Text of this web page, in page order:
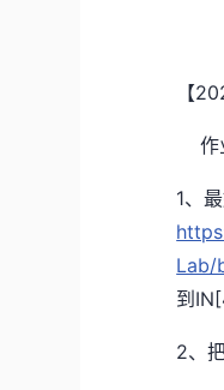
【
作
1、
Lab/
到
2、